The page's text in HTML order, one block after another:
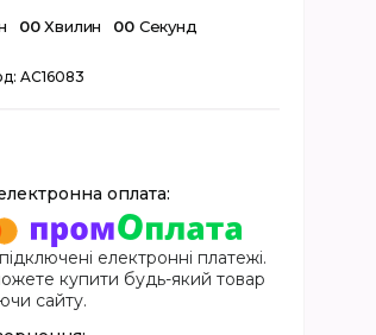
00 Хвилин 00 Секунд
AC16083
електронні платежі.
купити будь-який товар
сайту.